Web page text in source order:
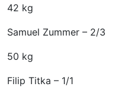
42 kg
Samuel Zummer – 2/3
50 kg
Filip Titka – 1/1